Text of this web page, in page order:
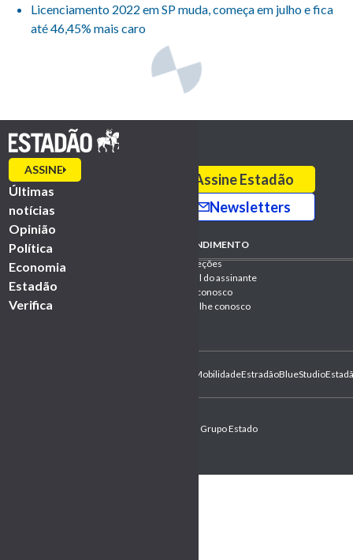
Licenciamento 2022 em SP muda, começa em julho e fica
até 46,45% mais caro